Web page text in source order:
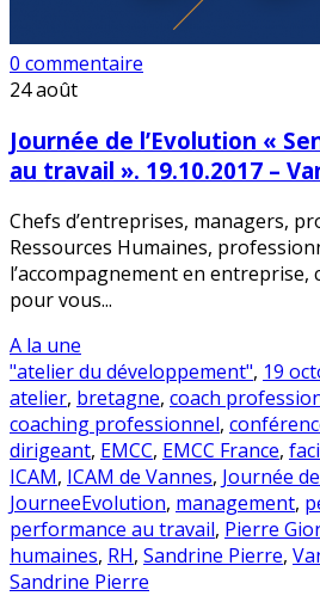
0 commentaire
24août
Journée de l’Evolution «
au travail ». 19.10.2017 –
Chefs d’entreprises, managers,
Ressources Humaines,
l’accompagnement en entreprise,
pour vous...
A la une
"atelier du développement", 19
atelier, bretagne, coach
coaching professionnel,
dirigeant, EMCC, EMCC France,
ICAM, ICAM de Vannes, Journée
JourneeEvolution, management,
performance au travail, Pierre
humaines, RH, Sandrine Pierre,
Sandrine Pierre